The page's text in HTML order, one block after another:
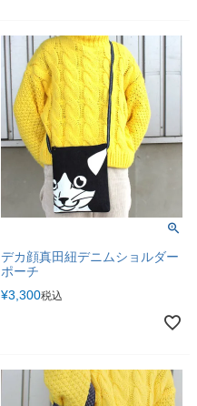
デカ顔真田紐デニムショルダー
ポーチ
¥3,300税込